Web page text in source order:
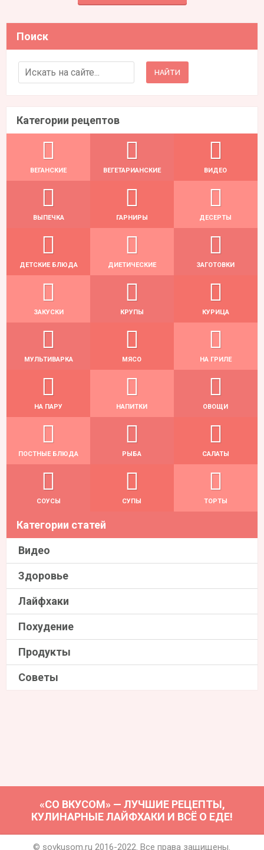
Поиск
Search for:
Категории рецептов
ВЕГАНСКИЕ ВЕГЕТАРИАНСКИЕ ВИДЕО
ВЫПЕЧКА ГАРНИРЫ ДЕСЕРТЫ
ДЕТСКИЕ БЛЮДА ДИЕТИЧЕСКИЕ ЗАГОТОВКИ
ЗАКУСКИ КРУПЫ КУРИЦА
МУЛЬТИВАРКА МЯСО НА ГРИЛЕ
НА ПАРУ НАПИТКИ ОВОЩИ
ПОСТНЫЕ БЛЮДА РЫБА САЛАТЫ
СОУСЫ СУПЫ ТОРТЫ
Категории статей
Видео
Здоровье
Лайфхаки
Похудение
Продукты
Советы
«СО ВКУСОМ» — ЛУЧШИЕ РЕЦЕПТЫ,
КУЛИНАРНЫЕ ЛАЙФХАКИ И ВСЁ О ЕДЕ!
© sovkusom.ru 2016-2022. Все права защищены.